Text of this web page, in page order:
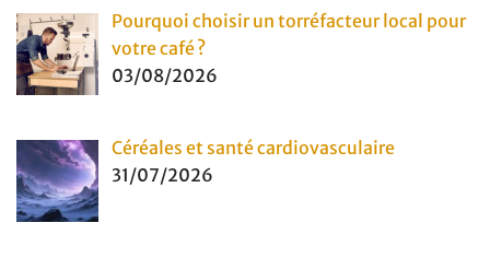
Pourquoi choisir un torréfacteur local pour
votre café ?
03/08/2026
Céréales et santé cardiovasculaire
31/07/2026